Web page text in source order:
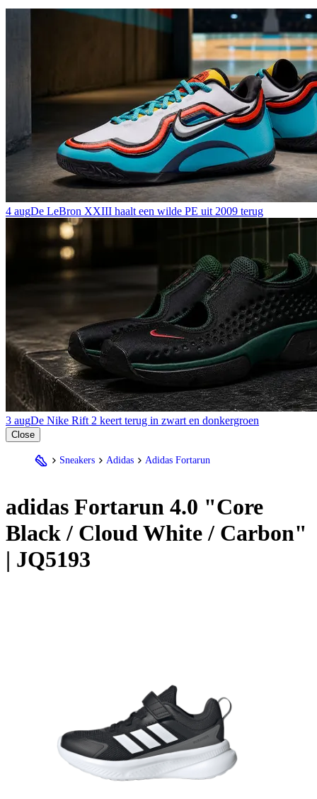
4 augDe LeBron XXIII haalt een wilde PE uit 2009 terug
3 augDe Nike Rift 2 keert terug in zwart en donkergroen
Close
Sneakers Adidas Adidas Fortarun
adidas Fortarun 4.0 "Core
Black / Cloud White / Carbon"
| JQ5193